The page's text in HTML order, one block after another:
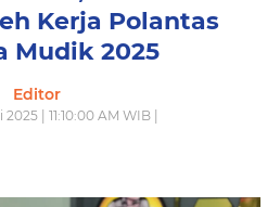
Kerja Polantas
Mudik 2025
Editor
| 11:10:00 AM WIB |